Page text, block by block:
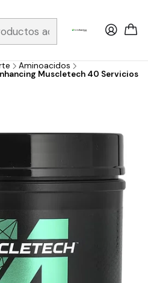
/ Envios a todo el país y
Aminoacidos
Muscletech 40 Servicios